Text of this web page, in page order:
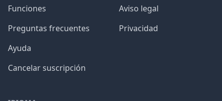
Funciones
Preguntas frecuentes
Ayuda
Cancelar suscripción
Aviso legal
Privacidad